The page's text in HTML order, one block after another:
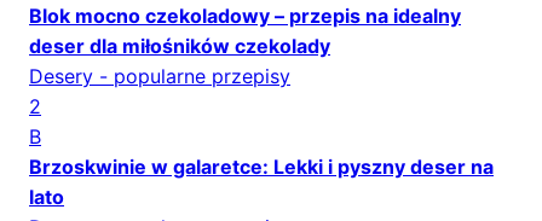
Blok mocno czekoladowy – przepis na idealny
deser dla miłośników czekolady
Desery - popularne przepisy
2
B
Brzoskwinie w galaretce: Lekki i pyszny deser na
lato